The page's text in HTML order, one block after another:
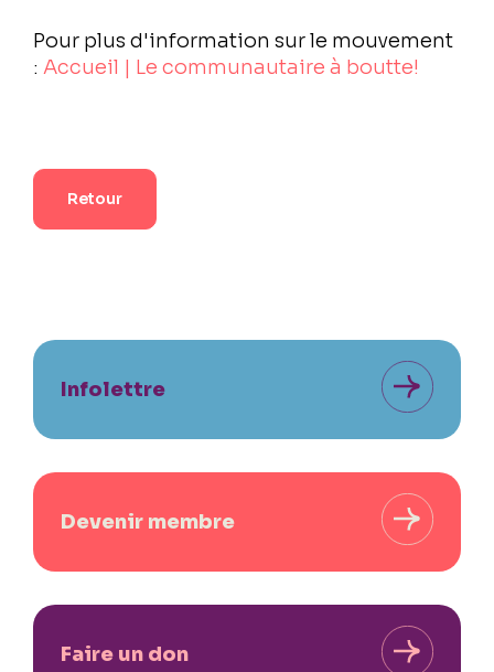
Pour plus d'information sur le mouvement
: Accueil | Le communautaire à boutte!
Retour
Infolettre
Devenir membre
Faire un don